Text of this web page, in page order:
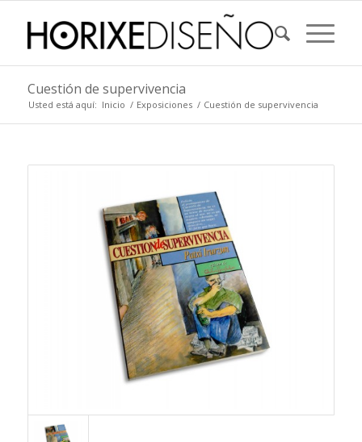
Cuestión de supervivencia
Usted está aquí: Inicio / Exposiciones / Cuestión de supervivencia